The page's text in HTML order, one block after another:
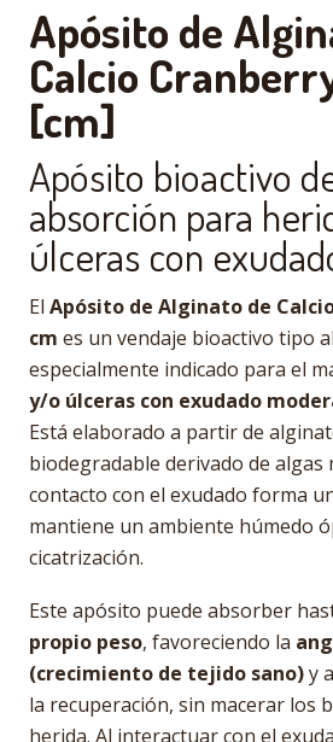
Apósito de
Calcio
[cm]
Apósito bioactivo
absorción para
úlceras con
El Apósito de Alginato de
cm es un vendaje bioactivo tipo
especialmente indicado para el
y/o úlceras con exudado
Está elaborado a partir de
biodegradable derivado de algas
contacto con el exudado forma
mantiene un ambiente húmedo
cicatrización.
Este apósito puede absorber
propio peso, favoreciendo la
(crecimiento de tejido sano)y
la recuperación, sin macerar los
herida. Al interactuar con el